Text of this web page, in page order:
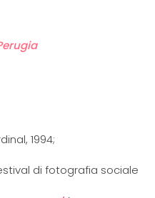
1994;
di fotografia sociale